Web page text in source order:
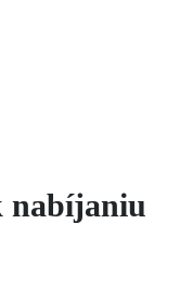
nabíjaniu